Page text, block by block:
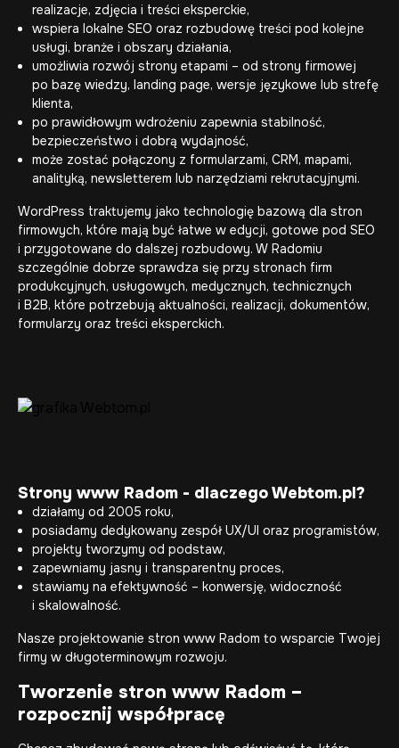
realizacje, zdjęcia i treści eksperckie,
wspiera lokalne SEO oraz rozbudowę treści pod kolejne
usługi, branże i obszary działania,
umożliwia rozwój strony etapami – od strony firmowej
po bazę wiedzy, landing page, wersje językowe lub strefę
klienta,
po prawidłowym wdrożeniu zapewnia stabilność,
bezpieczeństwo i dobrą wydajność,
może zostać połączony z formularzami, CRM, mapami,
analityką, newsletterem lub narzędziami rekrutacyjnymi.
WordPress traktujemy jako technologię bazową dla stron
firmowych, które mają być łatwe w edycji, gotowe pod SEO
i przygotowane do dalszej rozbudowy. W Radomiu
szczególnie dobrze sprawdza się przy stronach firm
produkcyjnych, usługowych, medycznych, technicznych
i B2B, które potrzebują aktualności, realizacji, dokumentów,
formularzy oraz treści eksperckich.
Strony www Radom - dlaczego Webtom.pl?
działamy od 2005 roku,
posiadamy dedykowany zespół UX/UI oraz programistów,
projekty tworzymy od podstaw,
zapewniamy jasny i transparentny proces,
stawiamy na efektywność – konwersję, widoczność
i skalowalność.
Nasze projektowanie stron www Radom to wsparcie Twojej
firmy w długoterminowym rozwoju.
Tworzenie stron www Radom –
rozpocznij współpracę